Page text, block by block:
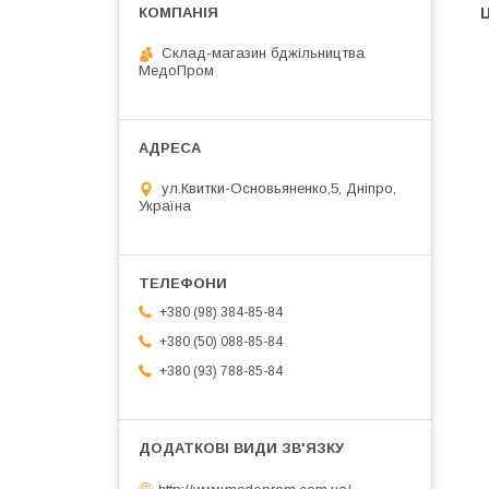
Склад-магазин бджільництва
МедоПром
ул.Квитки-Основьяненко,5, Дніпро,
Україна
+380 (98) 384-85-84
+380 (50) 088-85-84
+380 (93) 788-85-84